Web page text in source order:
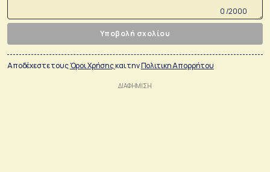
0 /2000
Υποβολή σχολίου
Αποδέχεστε τουςΌροι Χρήσηςκαι τηνΠολιτικη Απορρήτου